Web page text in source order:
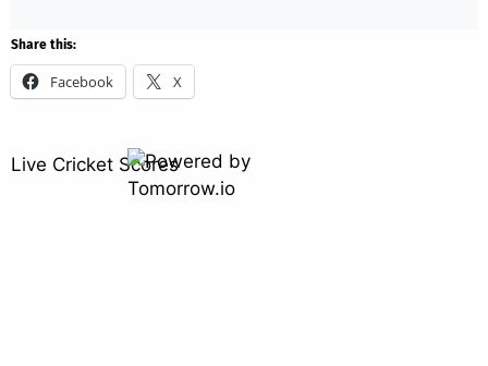
Share this:
Facebook X
Live Cricket Scores